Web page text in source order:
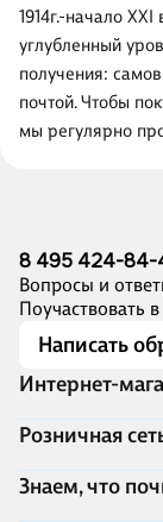
1914г.-начало
углубленный
получения:
почтой. Чтобы
мы регулярно
8 495 424-84-
Вопросы и
Поучаствовать
Написать
Интернет-
Акции
Доставка и
Программа
Розничная
Адреса
Книжный Дозор
Знаем, что